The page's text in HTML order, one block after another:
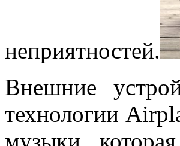
неприятностей.
Внешние
технологии